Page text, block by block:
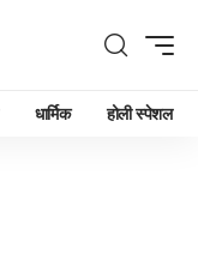
धार्मिक होली स्पेशल